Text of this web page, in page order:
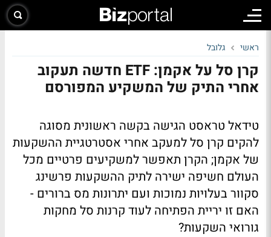
ראשי גלובל
קרן סל על אקמן: ETF חדשה תעקוב
אחרי התיק של המשקיע המפורסם
טידאל טראסט הגישה בקשה ראשונית מסוגה
להקים קרן סל למעקב אחרי אסטרטגיית ההשקעות
של אקמן; הקרן תאפשר למשקיעים פרטיים מכל
העולם חשיפה ישירה לתיק ההשקעות פרשינג
סקוור בעלויות נמוכות ועם יתרונות מס ברורים -
האם זו יריית הפתיחה לעוד קרנות סל מחקות
גורואי השקעות?